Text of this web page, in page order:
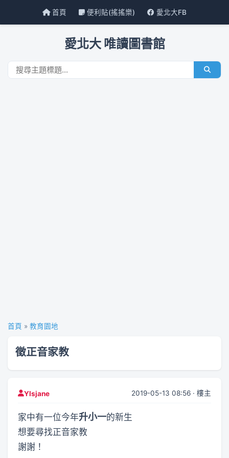
首頁 便利貼(搖搖樂) 愛北大FB
愛北大 唯讀圖書館
首頁 » 教育園地
徵正音家教
Ylsjane 2019-05-13 08:56 · 樓主
家中有一位今年升小一的新生
想要尋找正音家教
謝謝！